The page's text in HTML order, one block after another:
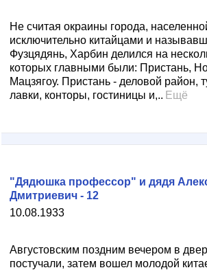
Не считая окраины города,
исключительно китайцами и
Фузцядянь, Харбин делился на
которых главными были: Пристань,
Мацзягоу. Пристань - деловой район,
лавки, конторы, гостиницы и,.. Ещё
10.08.1933
"Дядюшка профессор" и дядя
Дмитриевич - 12
Августовским поздним вечером в
постучали, затем вошел молодой